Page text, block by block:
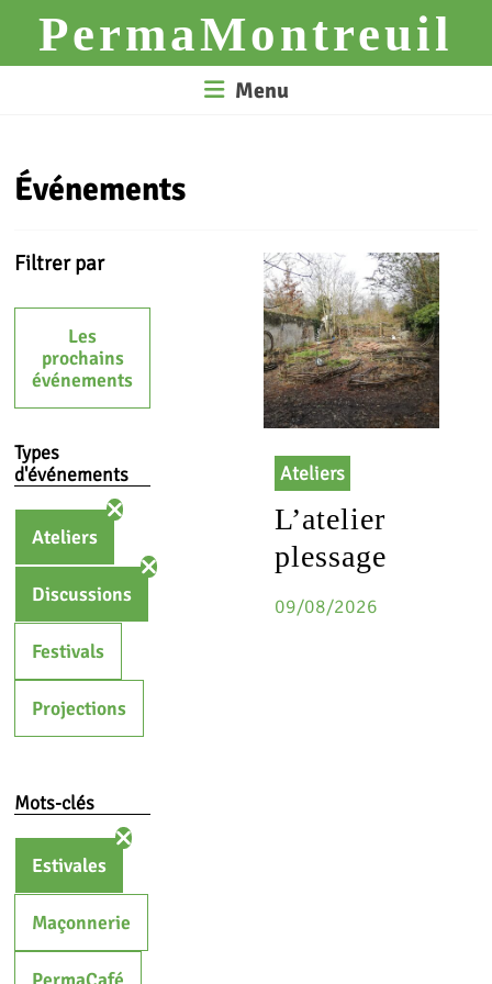
contentPermaMontreuil
Menu
Événements
Filtrer par
Les
prochains
événements
Types
d'événements
Ateliers
Discussions
Festivals
Projections
Mots-clés
Estivales
Maçonnerie
Ateliers
L’atelier
plessage
09/08/2026